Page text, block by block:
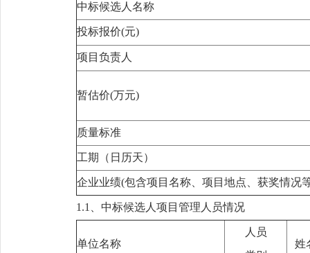
中标候选人名称
投标报价(元)
项目负责人
暂估价(万元)
质量标准
工期（日历天）
企业业绩(包含项目名称、项目地点、获奖情况
1.1、中标候选人项目管理人员情况
单位名称
人员
姓